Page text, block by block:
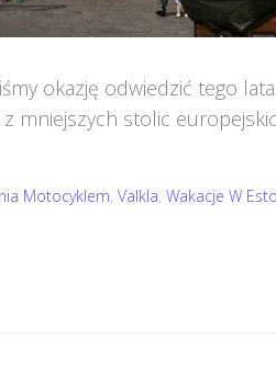
okazję odwiedzić tego
mniejszych stolic
Motocyklem, Valkla, Wakacje W